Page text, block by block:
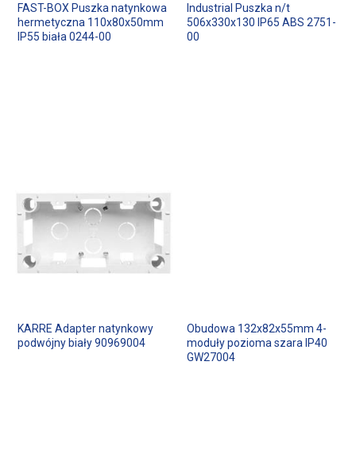
FAST-BOX Puszka natynkowa
hermetyczna 110x80x50mm
IP55 biała 0244-00
Industrial Puszka n/t
506x330x130 IP65 ABS 2751-
00
KARRE Adapter natynkowy
podwójny biały 90969004
Obudowa 132x82x55mm 4-
moduły pozioma szara IP40
GW27004